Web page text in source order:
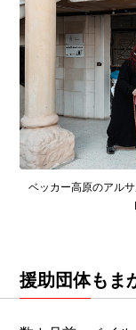
ベッカー高原のアル
援助団体もま